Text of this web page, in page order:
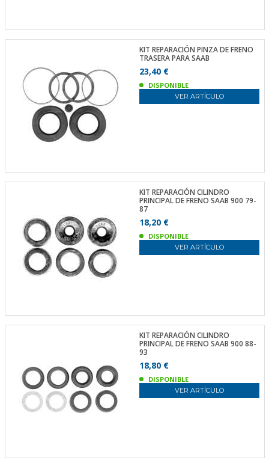
KIT REPARACIÓN PINZA DE FRENO
TRASERA PARA SAAB
23,40 €
DISPONIBLE
VER ARTÍCULO
KIT REPARACIÓN CILINDRO
PRINCIPAL DE FRENO SAAB 900 79-
87
18,20 €
DISPONIBLE
VER ARTÍCULO
KIT REPARACIÓN CILINDRO
PRINCIPAL DE FRENO SAAB 900 88-
93
18,80 €
DISPONIBLE
VER ARTÍCULO